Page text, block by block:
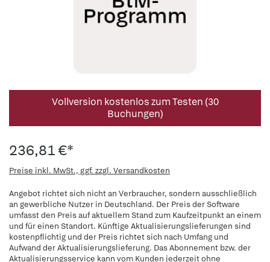
Vollversion kostenlos zum Testen (30
Buchungen)
236,81 €*
Preise inkl. MwSt., ggf. zzgl. Versandkosten
Angebot richtet sich nicht an Verbraucher, sondern ausschließlich
an gewerbliche Nutzer in Deutschland. Der Preis der Software
umfasst den Preis auf aktuellem Stand zum Kaufzeitpunkt an einem
und für einen Standort. Künftige Aktualisierungslieferungen sind
kostenpflichtig und der Preis richtet sich nach Umfang und
Aufwand der Aktualisierungslieferung. Das Abonnement bzw. der
Aktualisierungsservice kann vom Kunden jederzeit ohne